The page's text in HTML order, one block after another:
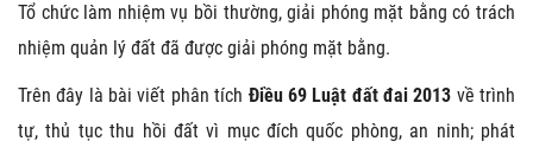
Tổ chức làm nhiệm vụ bồi thường, giải phóng mặt bằng có trách
nhiệm quản lý đất đã được giải phóng mặt bằng.
Trên đây là bài viết phân tích Điều 69 Luật đất đai 2013 về trình
tự, thủ tục thu hồi đất vì mục đích quốc phòng, an ninh; phát